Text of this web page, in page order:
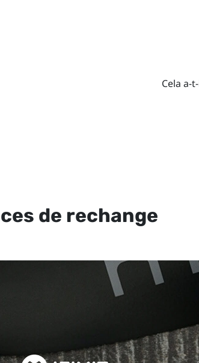
Cela a-
de rechange